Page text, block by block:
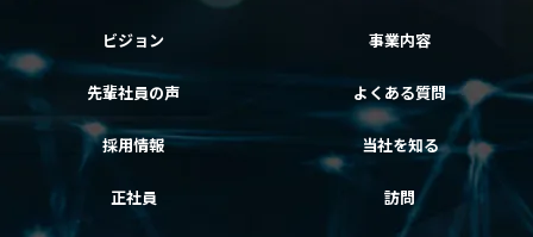
ビジョン
事業内容
先輩社員の声
よくある質問
採用情報
当社を知る
正社員
訪問